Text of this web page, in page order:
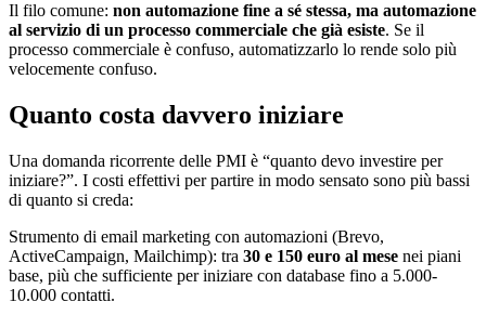
Il filo comune: non automazione fine a sé stessa, ma automazione
al servizio di un processo commerciale che già esiste. Se il
processo commerciale è confuso, automatizzarlo lo rende solo più
velocemente confuso.
Quanto costa davvero iniziare
Una domanda ricorrente delle PMI è “quanto devo investire per
iniziare?”. I costi effettivi per partire in modo sensato sono più bassi
di quanto si creda:
Strumento di email marketing con automazioni (Brevo,
ActiveCampaign, Mailchimp): tra 30 e 150 euro al mese nei piani
base, più che sufficiente per iniziare con database fino a 5.000-
10.000 contatti.